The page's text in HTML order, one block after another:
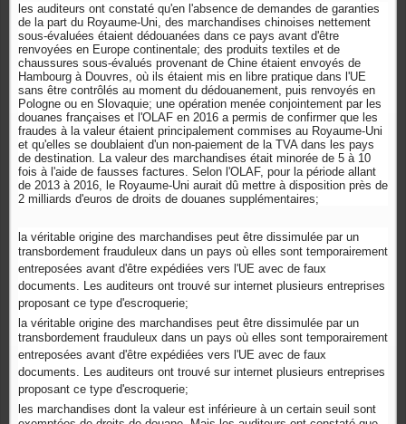
les auditeurs ont constaté qu'en l'absence de demandes de garanties
de la part du Royaume-Uni, des marchandises chinoises nettement
sous-évaluées étaient dédouanées dans ce pays avant d'être
renvoyées en Europe continentale; des produits textiles et de
chaussures sous-évalués provenant de Chine étaient envoyés de
Hambourg à Douvres, où ils étaient mis en libre pratique dans l'UE
sans être contrôlés au moment du dédouanement, puis renvoyés en
Pologne ou en Slovaquie; une opération menée conjointement par les
douanes françaises et l'OLAF en 2016 a permis de confirmer que les
fraudes à la valeur étaient principalement commises au Royaume-Uni
et qu'elles se doublaient d'un non-paiement de la TVA dans les pays
de destination. La valeur des marchandises était minorée de 5 à 10
fois à l'aide de fausses factures. Selon l'OLAF, pour la période allant
de 2013 à 2016, le Royaume-Uni aurait dû mettre à disposition près de
2 milliards d'euros de droits de douanes supplémentaires;
la véritable origine des marchandises peut être dissimulée par un
transbordement frauduleux dans un pays où elles sont temporairement
entreposées avant d'être expédiées vers l'UE avec de faux
documents. Les auditeurs ont trouvé sur internet plusieurs entreprises
proposant ce type d'escroquerie;
la véritable origine des marchandises peut être dissimulée par un
transbordement frauduleux dans un pays où elles sont temporairement
entreposées avant d'être expédiées vers l'UE avec de faux
documents. Les auditeurs ont trouvé sur internet plusieurs entreprises
proposant ce type d'escroquerie;
les marchandises dont la valeur est inférieure à un certain seuil sont